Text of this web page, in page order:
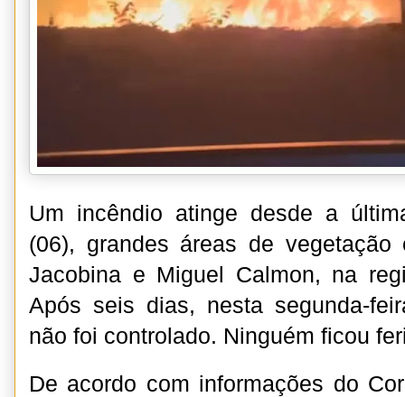
Um incêndio atinge desde a
(06), grandes áreas de
Jacobina e Miguel Calmon, na
Após seis dias, nesta segunda-
não foi controlado. Ninguém ficou
De acordo com informações do